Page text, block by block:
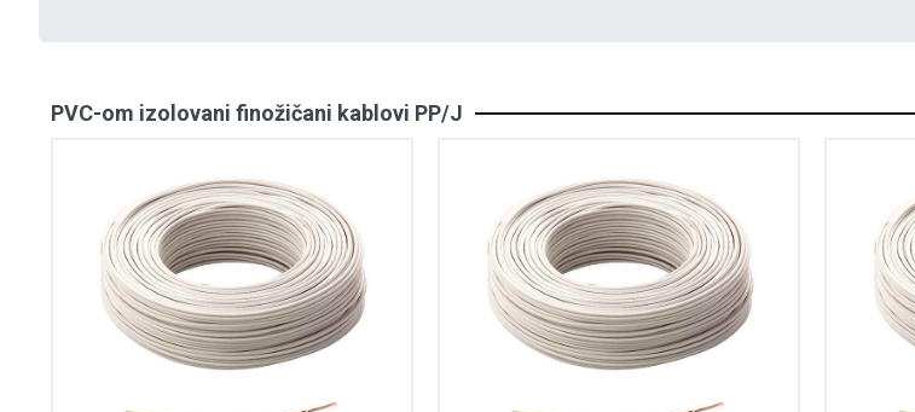
PVC-om izolovani finožičani kablovi PP/J